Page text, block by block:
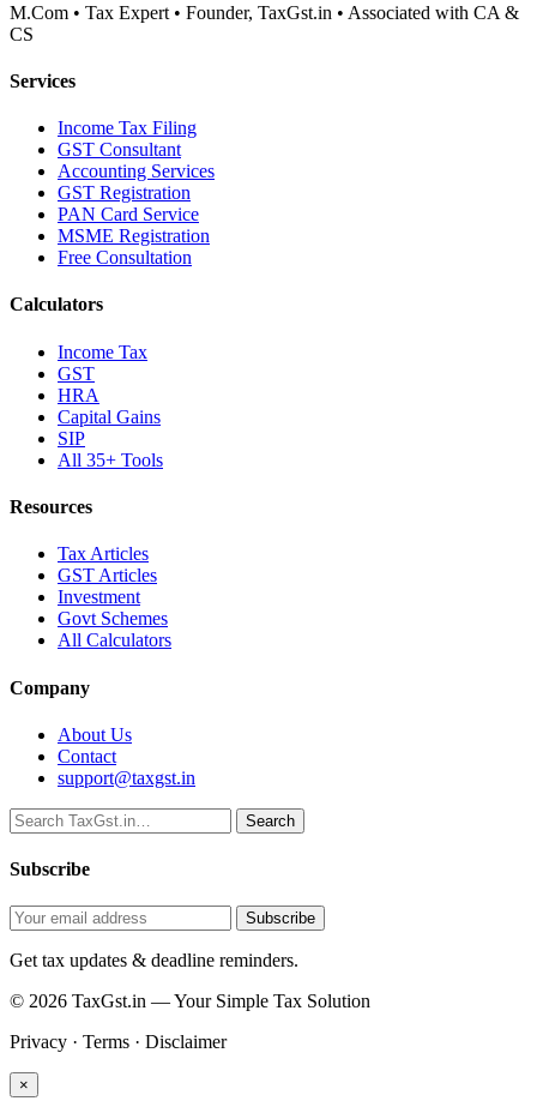
M.Com • Tax Expert • Founder, TaxGst.in • Associated with CA &
CS
Services
Income Tax Filing
GST Consultant
Accounting Services
GST Registration
PAN Card Service
MSME Registration
Free Consultation
Calculators
Income Tax
GST
HRA
Capital Gains
SIP
All 35+ Tools
Resources
Tax Articles
GST Articles
Investment
Govt Schemes
All Calculators
Company
About Us
Contact
support@taxgst.in
Search
Search
Subscribe
Subscribe
Get tax updates & deadline reminders.
© 2026 TaxGst.in — Your Simple Tax Solution
Privacy · Terms · Disclaimer
×